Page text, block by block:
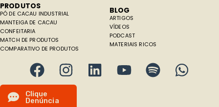
PRODUTOS
PÓ DE CACAU INDUSTRIAL
MANTEIGA DE CACAU
CONFEITARIA
MATCH DE PRODUTOS
COMPARATIVO DE PRODUTOS
BLOG
ARTIGOS
VÍDEOS
PODCAST
MATERIAIS RICOS
Clique
Denúncia